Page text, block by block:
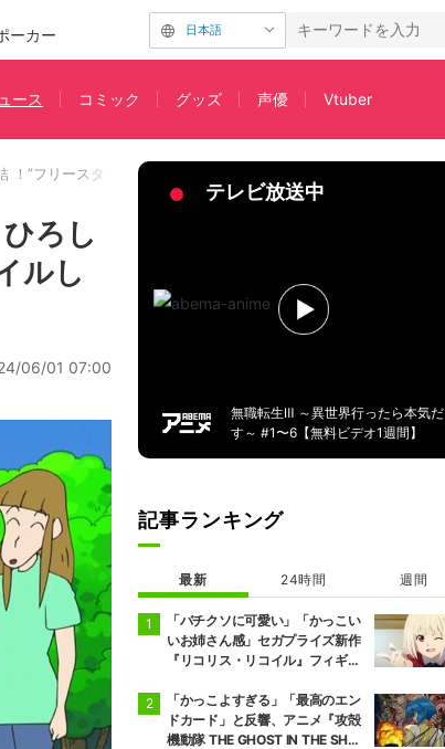
ーカー 日本語
ース コミック グッズ 声優 Vtuber
”フリースタイルしんちゃん”最新シリーズも放送決定
ろし
ルし
06/01 07:00
テレビ放送中
無職転生Ⅲ ～異世界行ったら本気だ
す～ #1〜6【無料ビデオ1週間】
記事ランキング
最新 24時間 週間
「バチクソに可愛い」「かっこい
いお姉さん感」セガプライズ新作
『リコリス・リコイル』フィギュ
「かっこよすぎる」「最高のエン
ドカード」と反響、アニメ『攻殻
機動隊 THE GHOST IN THE SHEL